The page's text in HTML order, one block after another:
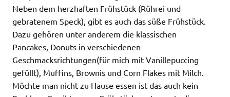
Neben dem herzhaften Frühstück (Rührei und
gebratenem Speck), gibt es auch das süße Frühstück.
Dazu gehören unter anderem die klassischen
Pancakes, Donuts in verschiedenen
Geschmacksrichtungen(für mich mit Vanillepuccing
gefüllt), Muffins, Brownis und Corn Flakes mit Milch.
Möchte man nicht zu Hause essen ist das auch kein